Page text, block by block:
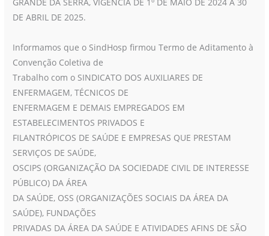
DE ABRIL DE 2025.
Informamos que o SindHosp firmou Termo de Aditamento à
Convenção Coletiva de
Trabalho com o SINDICATO DOS AUXILIARES DE
ENFERMAGEM, TÉCNICOS DE
ENFERMAGEM E DEMAIS EMPREGADOS EM
ESTABELECIMENTOS PRIVADOS E
FILANTRÓPICOS DE SAÚDE E EMPRESAS QUE PRESTAM
SERVIÇOS DE SAÚDE,
OSCIPS (ORGANIZAÇÃO DA SOCIEDADE CIVIL DE INTERESSE
PÚBLICO) DA ÁREA
DA SAÚDE, OSS (ORGANIZAÇÕES SOCIAIS DA ÁREA DA
SAÚDE), FUNDAÇÕES
PRIVADAS DA ÁREA DA SAÚDE E ATIVIDADES AFINS DE SÃO